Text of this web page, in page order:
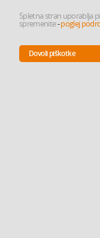
Spletna stran uporablja
spremenite-poglej
Dovoli piškotke